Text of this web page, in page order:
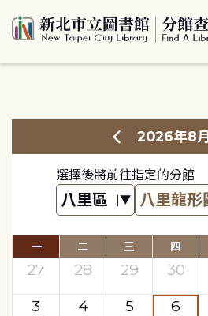
2026年8月
選擇後將前往指定的分館
一 二 三 四
27 28 29 30
3
4 5 6